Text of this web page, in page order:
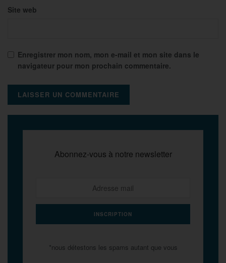
Site web
Enregistrer mon nom, mon e-mail et mon site dans le
navigateur pour mon prochain commentaire.
Abonnez-vous à notre newsletter
*nous détestons les spams autant que vous